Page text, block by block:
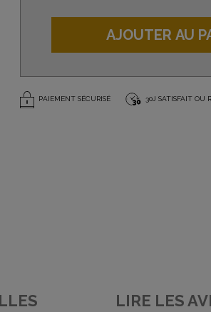
AJOUTER AU
PAIEMENT SÉCURISÉ 30J SATISFAIT OU
LIRE LES